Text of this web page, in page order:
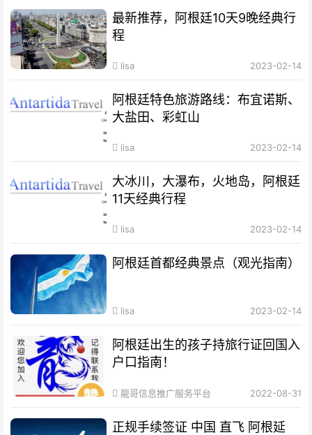
最新推荐，阿根廷10天9晚经典行
程
lisa 2023-02-14
阿根廷特色旅游路线：布宜诺斯、
大盐田、彩虹山
lisa 2023-02-14
大冰川，大瀑布，火地岛，阿根廷
11天经典行程
lisa 2023-02-14
阿根廷首都经典景点（观光指南）
lisa 2023-02-14
阿根廷出生的孩子持旅行证回国入
户口指南！
龍哥信息推广服务平台 2022-08-31
正规手续签证 中国 直飞 阿根延